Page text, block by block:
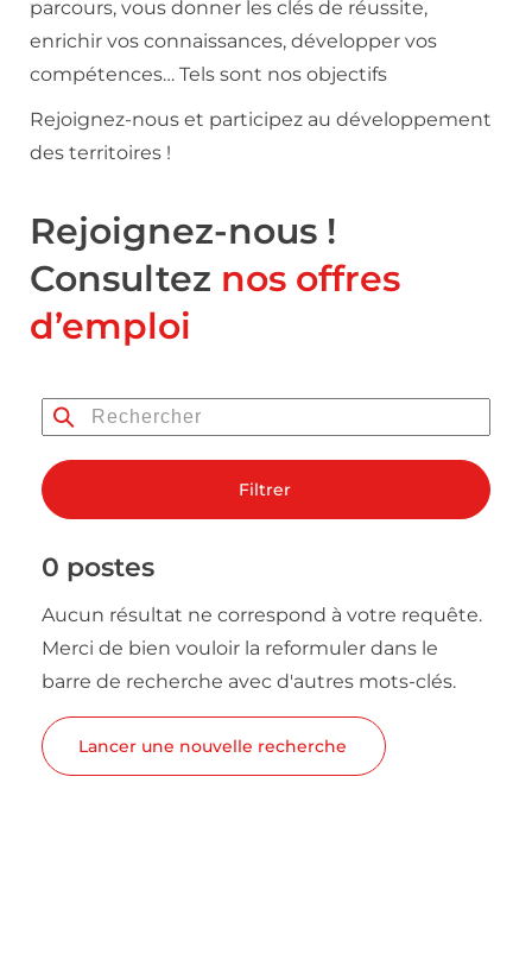
parcours, vous donner les clés de réussite,
enrichir vos connaissances, développer vos
compétences… Tels sont nos objectifs
Rejoignez-nous et participez au développement
des territoires !
Rejoignez-nous !
Consultez nos offres
d’emploi
Filtrer
0 postes
Aucun résultat ne correspond à votre requête.
Merci de bien vouloir la reformuler dans le
barre de recherche avec d'autres mots-clés.
Lancer une nouvelle recherche